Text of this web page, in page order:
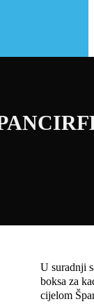
U suradnji
boksa za
cijelom